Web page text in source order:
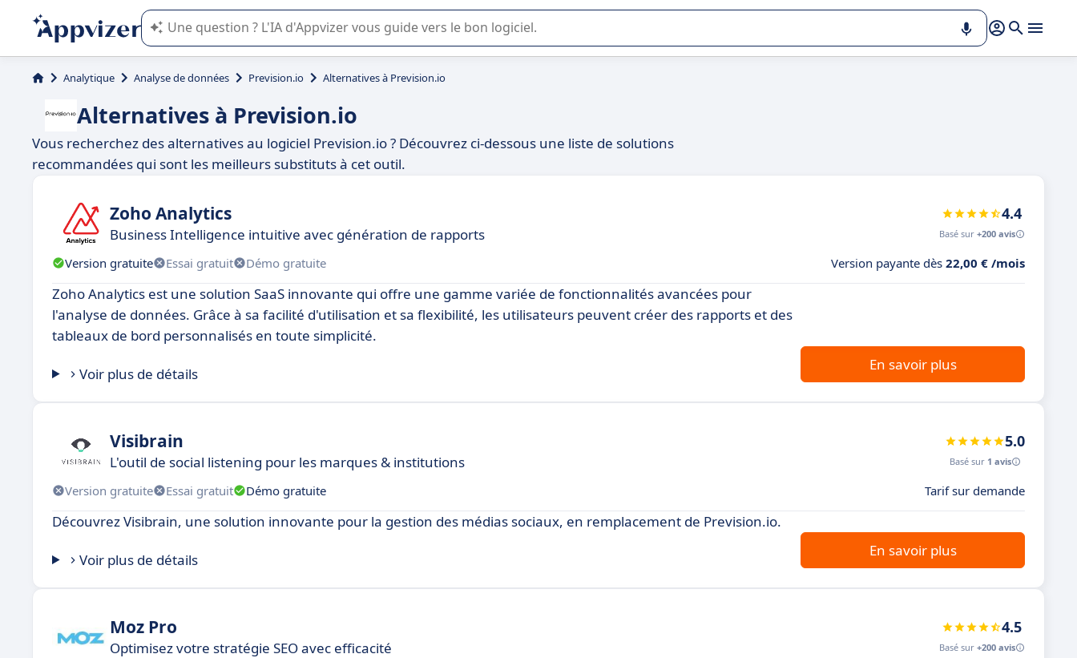
L'IA de Appvizer vous guide dans l'utilisation ou la sélection de logiciel SaaS en entreprise.
Analytique Analyse de données Prevision.io Alternatives à Prevision.io
Alternatives à Prevision.io
Vous recherchez des alternatives au logiciel Prevision.io ? Découvrez ci-dessous une liste de solutions
recommandées qui sont les meilleurs substituts à cet outil.
Zoho Analytics
Business Intelligence intuitive avec génération de rapports
4.4
Basé sur +200 avis
Version gratuite Essai gratuit Démo gratuite Version payante dès 22,00 € /mois
Zoho Analytics est une solution SaaS innovante qui offre une gamme variée de fonctionnalités avancées pour
l'analyse de données. Grâce à sa facilité d'utilisation et sa flexibilité, les utilisateurs peuvent créer des rapports et des
tableaux de bord personnalisés en toute simplicité.
Voir plus de détails
En savoir plus
Visibrain
L'outil de social listening pour les marques & institutions
5.0
Basé sur 1 avis
Version gratuite Essai gratuit Démo gratuite Tarif sur demande
Découvrez Visibrain, une solution innovante pour la gestion des médias sociaux, en remplacement de Prevision.io.
Voir plus de détails
En savoir plus
Moz Pro
Optimisez votre stratégie SEO avec efficacité
4.5
Basé sur +200 avis